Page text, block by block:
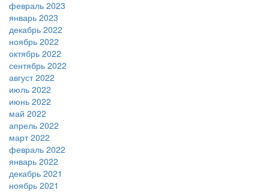
февраль 2023
январь 2023
декабрь 2022
ноябрь 2022
октябрь 2022
сентябрь 2022
август 2022
июль 2022
июнь 2022
май 2022
апрель 2022
март 2022
февраль 2022
январь 2022
декабрь 2021
ноябрь 2021